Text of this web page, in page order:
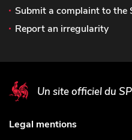
Submit a complaint to the
Report an irregularity
Un site officiel du
Legal mentions